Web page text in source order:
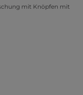
mit Knöpfen mit